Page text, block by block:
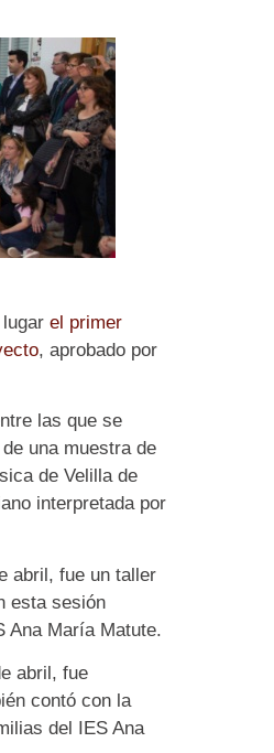
el primer
, aprobado por
las que se
una muestra de
de Velilla de
interpretada por
abril, fue un taller
esta sesión
Ana María Matute.
abril, fue
contó con la
del IES Ana